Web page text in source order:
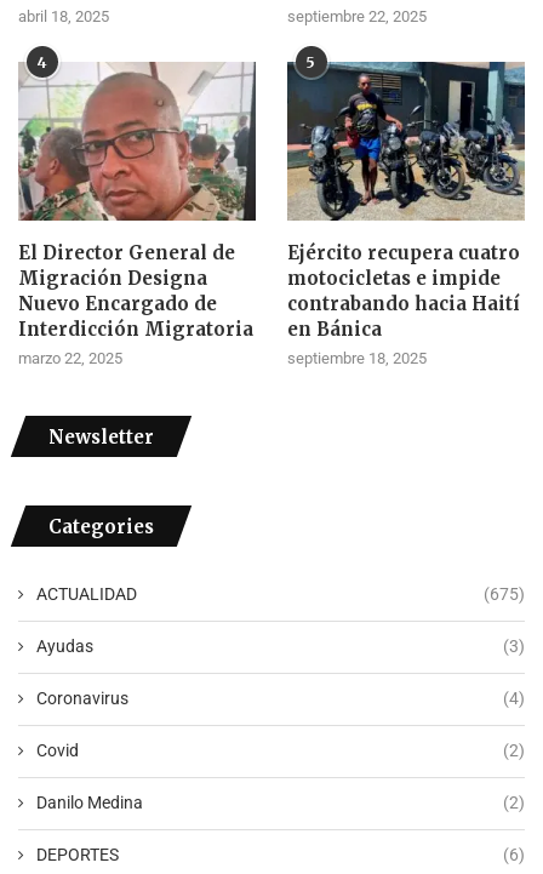
abril 18, 2025 septiembre 22, 2025
4
El Director General de
Migración Designa
Nuevo Encargado de
Interdicción Migratoria
marzo 22, 2025
5
Ejército recupera cuatro
motocicletas e impide
contrabando hacia Haití
en Bánica
septiembre 18, 2025
Newsletter
Categories
ACTUALIDAD (675)
Ayudas (3)
Coronavirus (4)
Covid (2)
Danilo Medina (2)
DEPORTES (6)